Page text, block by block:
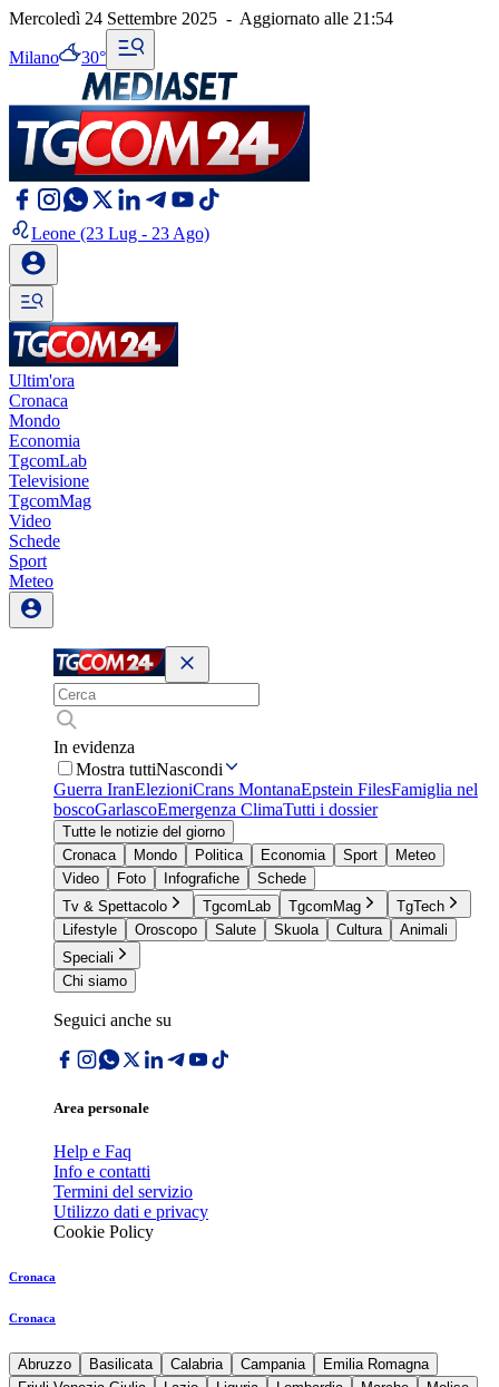
Mercoledì 24 Settembre 2025 - Aggiornato alle 21:54
Milano 30°
Leone (23 Lug - 23 Ago)
Ultim'ora
Cronaca
Mondo
Economia
TgcomLab
Televisione
TgcomMag
Video
Schede
Sport
Meteo
In evidenza
Mostra tuttiNascondi
Guerra IranElezioniCrans MontanaEpstein FilesFamiglia nel
boscoGarlascoEmergenza ClimaTutti i dossier
Tutte le notizie del giorno
Cronaca
Mondo Politica Economia Sport
Meteo
Video
Foto Infografiche
Schede
Tv & Spettacolo
TgcomLab TgcomMag
TgTech
Lifestyle
Oroscopo Salute Skuola Cultura
Animali
Speciali
Chi siamo
Seguici anche su
Area personale
Help e Faq
Info e contatti
Termini del servizio
Utilizzo dati e privacy
Cookie Policy
Cronaca
Cronaca
Abruzzo Basilicata Calabria Campania
Emilia Romagna